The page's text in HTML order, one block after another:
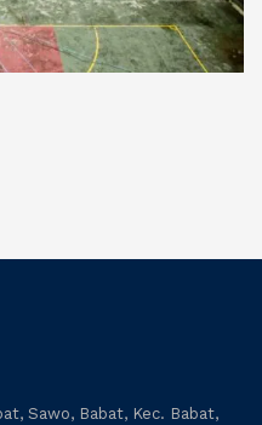
Sawo, Babat, Kec. Babat,